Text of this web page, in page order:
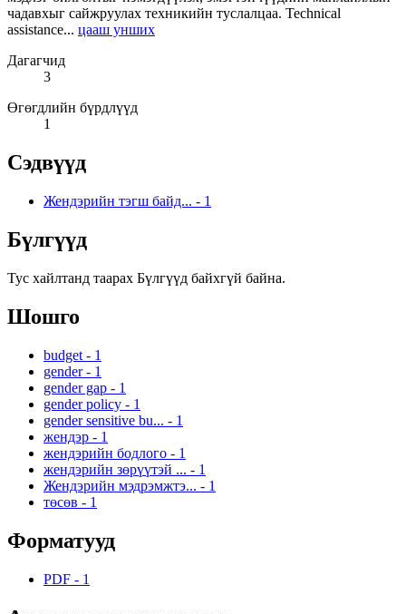
чадавхыг сайжруулах техникийн туслалцаа. Technical
assistance... цааш унших
Дагагчид
3
Өгөгдлийн бүрдлүүд
1
Сэдвүүд
Жендэрийн тэгш байд... - 1
Бүлгүүд
Тус хайлтанд таарах Бүлгүүд байхгүй байна.
Шошго
budget - 1
gender - 1
gender gap - 1
gender policy - 1
gender sensitive bu... - 1
жендэр - 1
жендэрийн бодлого - 1
жендэрийн зөрүүтэй ... - 1
Жендэрийн мэдрэмжтэ... - 1
төсөв - 1
Форматууд
PDF - 1